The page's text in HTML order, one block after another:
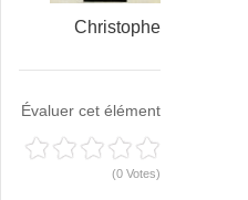
Christophe
Évaluer cet élément
(0 Votes)